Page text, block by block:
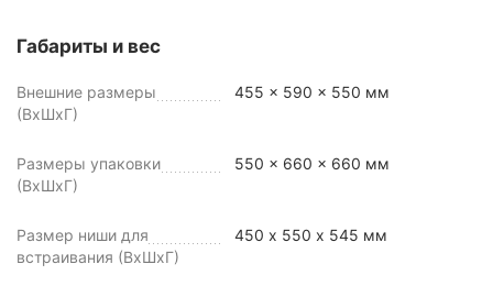
Габариты и вес
Внешние размеры
(ВхШхГ)
455 x 590 x 550 мм
Размеры упаковки
(ВхШхГ)
550 x 660 x 660 мм
Размер ниши для
встраивания (ВхШхГ)
450 х 550 х 545 мм